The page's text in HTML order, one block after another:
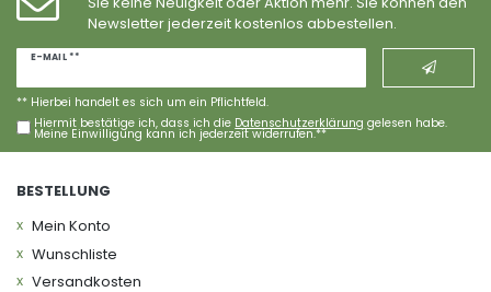
Newsletter jederzeit kostenlos abbestellen.
E-MAIL **
Newsletter
Hiermit bestätige ich, dass ich die Daten­schutz­erklärung gelesen habe.
Meine Einwilligung kann ich jederzeit widerrufen.**
** Hierbei handelt es sich um ein Pflichtfeld.
BESTELLUNG
Mein Konto
Wunschliste
Versandkosten